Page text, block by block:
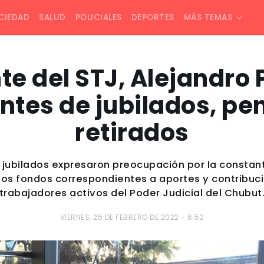
SALUD POLICIALES DEPORTES MÁS TEMAS
del STJ, Alejandro
de jubilados,
retirados
expresaron preocupación por la
fondos correspondientes a aportes y
activos del Poder Judicial del
VIERNES, 25 DE FEBRERO DE 2022 - 6:52